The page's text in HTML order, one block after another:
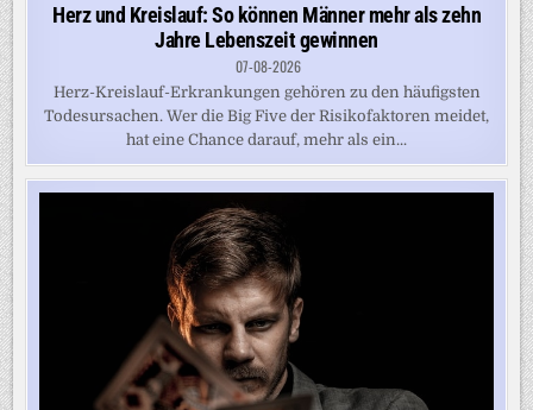
Herz und Kreislauf: So können Männer mehr als zehn
Jahre Lebenszeit gewinnen
07-08-2026
Herz-Kreislauf-Erkrankungen gehören zu den häufigsten
Todesursachen. Wer die Big Five der Risikofaktoren meidet,
hat eine Chance darauf, mehr als ein...